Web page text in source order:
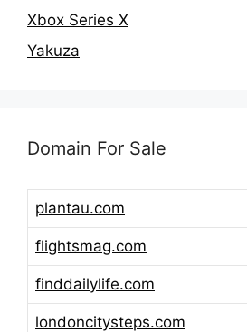
Xbox Series X
Yakuza
Domain For Sale
plantau.com
flightsmag.com
finddailylife.com
londoncitysteps.com